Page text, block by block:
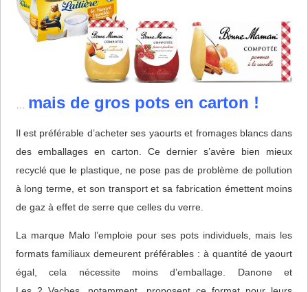
mais de gros pots en carton !
Il est préférable d’acheter ses yaourts et fromages blancs dans
des emballages en carton. Ce dernier s’avère bien mieux
recyclé que le plastique, ne pose pas de problème de pollution
à long terme, et son transport et sa fabrication émettent moins
de gaz à effet de serre que celles du verre.
La marque Malo l’emploie pour ses pots individuels, mais les
formats familiaux demeurent préférables : à quantité de yaourt
égal, cela nécessite moins d’emballage. Danone et